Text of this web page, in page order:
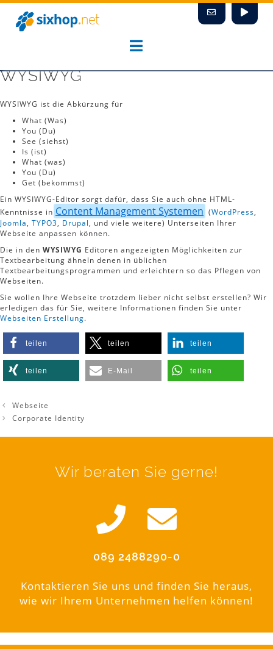
Zum
Inhalt
springen
WYSIWYG
WYSIWYG ist die Abkürzung für
What (Was)
You (Du)
See (siehst)
Is (ist)
What (was)
You (Du)
Get (bekommst)
Ein WYSIWYG-Editor sorgt dafür, dass Sie auch ohne HTML-
Kenntnisse in Content Management Systemen (WordPress,
Joomla, TYPO3, Drupal, und viele weitere) Unterseiten Ihrer
Webseite anpassen können.
Die in den WYSIWYG Editoren angezeigten Möglichkeiten zur
Textbearbeitung ähneln denen in üblichen
Textbearbeitungsprogrammen und erleichtern so das Pflegen von
Webseiten.
Sie wollen Ihre Webseite trotzdem lieber nicht selbst erstellen? Wir
erledigen das für Sie, weitere Informationen finden Sie unter
Webseiten Erstellung.
teilen teilen teilen
teilen E-Mail teilen
Webseite
Corporate Identity
Wir beraten Sie gerne!
089 2488290-0
Kontaktieren Sie uns und finden Sie heraus,
wie wir Ihrem Unternehmen helfen können!